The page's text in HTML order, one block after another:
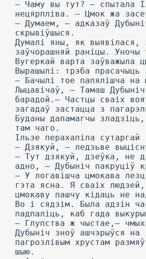
— Чаму вы тут? — спытала
нецярпліва. — Цмок жа
— Думаем, — адказаў
скрывіўшыся.
Думалі яны, як выявілася,
заўчорашняй раніцы. Уночы
Вугеркай варта заўважыла
Вырашылі: трэба прасачыць
— Бачылі тое папялішча на
Лыцавічаў, — Тамаш
барадой.— Частцы сваіх
загадаў застацца з
Буданы дапамагчы
там чаго.
Ільзе перахапіла сутаргай
— Дзякуй, — ледзьве
— Тут дзякуй, дзеўка, не
адно, — Дубыніч пакруціў
— У логавішча цмокава
гэта ясна. Я сваіх
цмокаву пашчу кідаць не
Во і сядзім. Была адзін
падпаліць, каб гада
— Глупства ж чыстае,—
Дубыніч зноў ашчэрыўся
пагрозлівым хрустам
шыю.